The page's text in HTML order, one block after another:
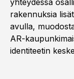
yhteydessä
rakennuksia
avulla,
AR-
identiteetin